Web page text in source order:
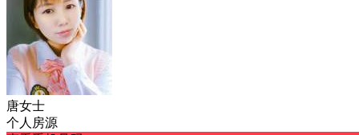
唐女士
个人房源